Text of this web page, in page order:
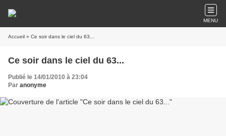
MENU
Accueil » Ce soir dans le ciel du 63...
Ce soir dans le ciel du 63...
Publié le 14/01/2010 à 23:04
Par anonyme